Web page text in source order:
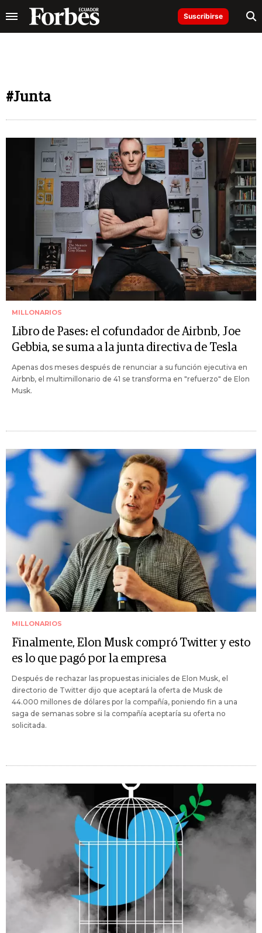
Suscribirse
#Junta
MILLONARIOS
Libro de Pases: el cofundador de Airbnb, Joe
Gebbia, se suma a la junta directiva de Tesla
Apenas dos meses después de renunciar a su función ejecutiva en
Airbnb, el multimillonario de 41 se transforma en "refuerzo" de Elon
Musk.
MILLONARIOS
Finalmente, Elon Musk compró Twitter y esto
es lo que pagó por la empresa
Después de rechazar las propuestas iniciales de Elon Musk, el
directorio de Twitter dijo que aceptará la oferta de Musk de
44.000 millones de dólares por la compañía, poniendo fin a una
saga de semanas sobre si la compañía aceptaría su oferta no
solicitada.